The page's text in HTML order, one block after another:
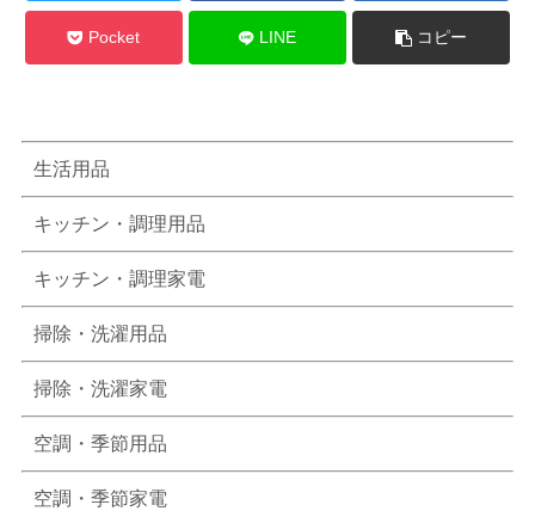
Pocket LINE コピー
生活用品
キッチン・調理用品
キッチン・調理家電
掃除・洗濯用品
掃除・洗濯家電
空調・季節用品
空調・季節家電